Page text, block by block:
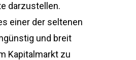
darzustellen.
einer der seltenen
und breit
Kapitalmarkt zu